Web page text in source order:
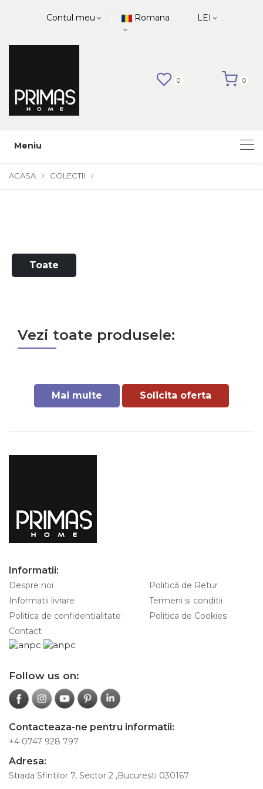
Contul meu Romana LEI
0 0
Meniu
ACASA COLECTII
Toate
Vezi toate produsele:
Mai multe Solicita oferta
Informatii:
Despre noi
Politică de Retur
Informatii livrare
Termeni si conditii
Politica de confidentialitate
Politica de Cookies
Contact
Follow us on:
Contacteaza-ne pentru informatii:
+4 0747 928 797
Adresa:
Strada Sfintilor 7, Sector 2 ,Bucuresti 030167